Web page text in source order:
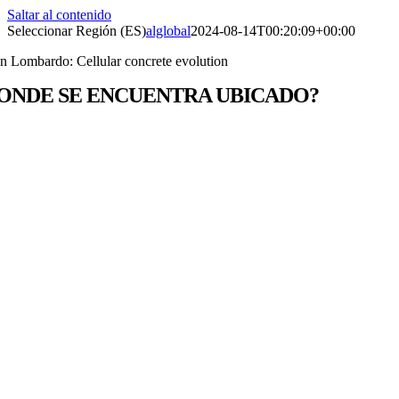
Saltar al contenido
Seleccionar Región (ES)alglobal2024-08-14T00:20:09+00:00
Lombardo: Cellular concrete evolution
SE ENCUENTRA UBICADO?